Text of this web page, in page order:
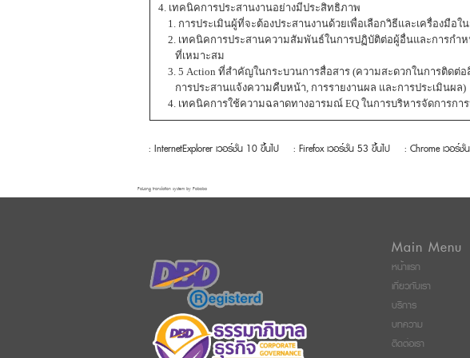
4. เทคนิคการประสานงานอย่างมีประสิทธิภาพ
1. การประเมินผู้ที่จะต้องประสานงานด้วยเพื่อเลือกวิธีและเครื่องมือใ
2. เทคนิคการประสานความสัมพันธ์ในการปฏิบัติต่อผู้อื่นและการกำ
ที่เหมาะสม
3. 5 Action ที่สำคัญในกระบวนการสื่อสาร (ความสะดวกในการติดต่อ
การประสานแจ้งความคืบหน้า, การรายงานผล และการประเมินผล)
4. เทคนิคการใช้ความฉลาดทางอารมณ์ EQ ในการบริหารจัดการกา
: InternetExplorer เวอร์ชั่น 10 ขึ้นไป : Firefox เวอร์ชั่น 53 ขึ้นไป : Chrome เวอร์
FaLang translation system by Faboba
Main Menu
หน้าแรก
เกี่ยวกับเรา
บริการ
บทความ
ติดต่อเรา